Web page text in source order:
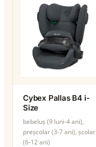
Cybex Pallas B4 i-
Size
bebeluș (9 luni-4 ani),
preșcolar (3-7 ani), școlar
(6-12 ani)